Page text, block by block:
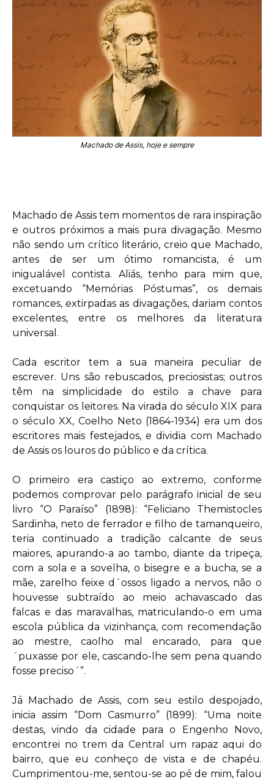
Machado de Assis, hoje e sempre
Machado de Assis tem momentos de rara inspiração
e outros próximos a mais pura divagação. Mesmo
não sendo um crítico literário, creio que Machado,
antes de ser um ótimo romancista, é um
inigualável contista. Aliás, tenho para mim que,
excetuando “Memórias Póstumas”, os demais
romances, extirpadas as divagações, dariam contos
excelentes, entre os melhores da literatura
universal.
Cada escritor tem a sua maneira peculiar de
escrever. Uns são rebuscados, preciosistas; outros
têm na simplicidade do estilo a chave para
conquistar os leitores. Na virada do século XIX para
o século XX, Coelho Neto (1864-1934) era um dos
escritores mais festejados, e dividia com Machado
de Assis os louros do público e da crítica.
O primeiro era castiço ao extremo, conforme
podemos comprovar pelo parágrafo inicial de seu
livro “O Paraíso” (1898): “Feliciano Themistocles
Sardinha, neto de ferrador e filho de tamanqueiro,
teria continuado a tradição calcante de seus
maiores, apurando-a ao tambo, diante da tripeça,
com a sola e a sovelha, o bisegre e a bucha, se a
mãe, zarelho feixe d´ossos ligado a nervos, não o
houvesse subtraído ao meio achavascado das
falcas e das maravalhas, matriculando-o em uma
escola pública da vizinhança, com recomendação
ao mestre, caolho mal encarado, para que
´puxasse por ele, cascando-lhe sem pena quando
fosse preciso´”.
Já Machado de Assis, com seu estilo despojado,
inicia assim “Dom Casmurro” (1899): “Uma noite
destas, vindo da cidade para o Engenho Novo,
encontrei no trem da Central um rapaz aqui do
bairro, que eu conheço de vista e de chapéu.
Cumprimentou-me, sentou-se ao pé de mim, falou